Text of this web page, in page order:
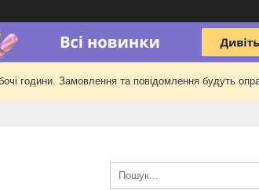
години. Замовлення та повідомлення будуть